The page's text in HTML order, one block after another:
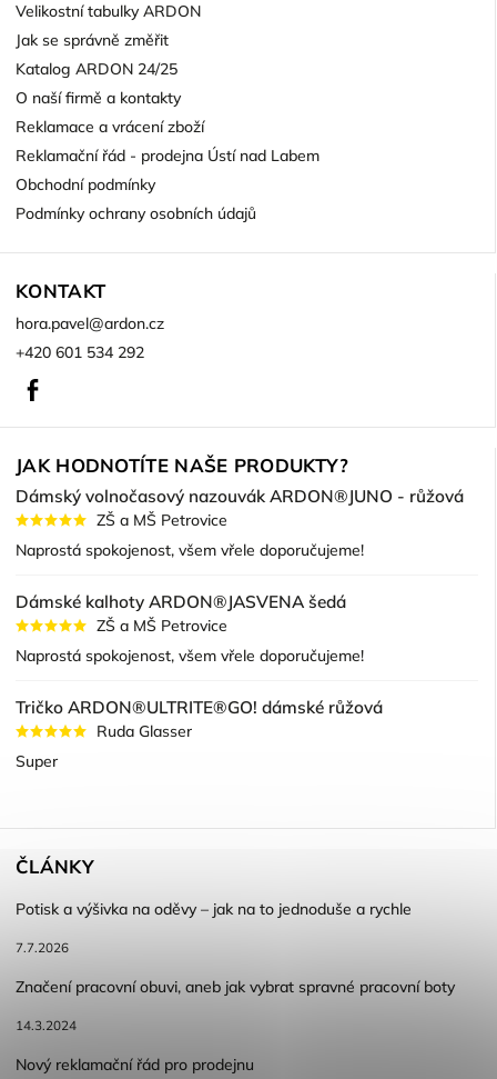
Velikostní tabulky ARDON
Jak se správně změřit
Katalog ARDON 24/25
O naší firmě a kontakty
Reklamace a vrácení zboží
Reklamační řád - prodejna Ústí nad Labem
Obchodní podmínky
Podmínky ochrany osobních údajů
KONTAKT
hora.pavel@ardon.cz
+420 601 534 292
JAK HODNOTÍTE NAŠE PRODUKTY?
Dámský volnočasový nazouvák ARDON®JUNO - růžová
ZŠ a MŠ Petrovice
Naprostá spokojenost, všem vřele doporučujeme!
Dámské kalhoty ARDON®JASVENA šedá
ZŠ a MŠ Petrovice
Naprostá spokojenost, všem vřele doporučujeme!
Tričko ARDON®ULTRITE®GO! dámské růžová
Ruda Glasser
Super
ČLÁNKY
Potisk a výšivka na oděvy – jak na to jednoduše a rychle
7.7.2026
Značení pracovní obuvi, aneb jak vybrat spravné pracovní boty
14.3.2024
Nový reklamační řád pro prodejnu